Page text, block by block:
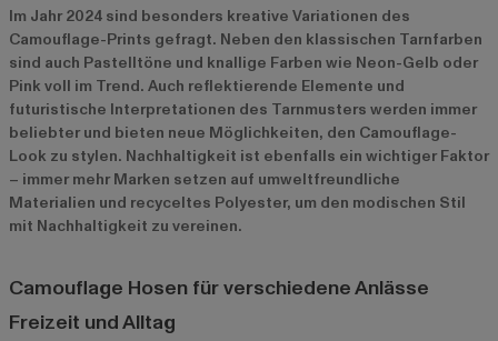
Im Jahr 2024 sind besonders kreative Variationen des
Camouflage-Prints gefragt. Neben den klassischen Tarnfarben
sind auch Pastelltöne und knallige Farben wie Neon-Gelb oder
Pink voll im Trend. Auch reflektierende Elemente und
futuristische Interpretationen des Tarnmusters werden immer
beliebter und bieten neue Möglichkeiten, den Camouflage-
Look zu stylen. Nachhaltigkeit ist ebenfalls ein wichtiger Faktor
– immer mehr Marken setzen auf umweltfreundliche
Materialien und recyceltes Polyester, um den modischen Stil
mit Nachhaltigkeit zu vereinen.
Camouflage Hosen für verschiedene Anlässe
Freizeit und Alltag